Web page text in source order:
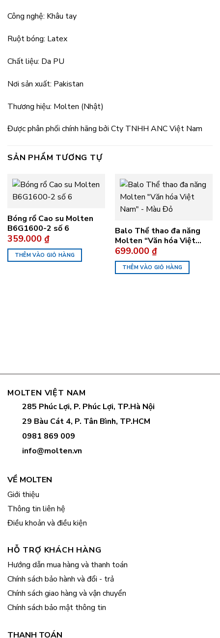
Công nghệ: Khâu tay
Ruột bóng: Latex
Chất liệu: Da PU
Nơi sản xuất: Pakistan
Thương hiệu: Molten (Nhật)
Được phân phối chính hãng bởi Cty TNHH ANC Việt Nam
SẢN PHẨM TƯƠNG TỰ
Bóng rổ Cao su Molten
B6G1600-2 số 6
359.000 ₫
THÊM VÀO GIỎ HÀNG
Balo Thể thao đa năng
Molten “Văn hóa Việt
Nam” – Màu Đỏ
699.000 ₫
THÊM VÀO GIỎ HÀNG
MOLTEN VIỆT NAM
285 Phúc Lợi, P. Phúc Lợi, TP.Hà Nội
29 Bàu Cát 4, P. Tân Bình, TP.HCM
0981 869 009
info@molten.vn
VỀ MOLTEN
Giới thiệu
Thông tin liên hệ
Điều khoản và điều kiện
HỖ TRỢ KHÁCH HÀNG
Hướng dẫn mua hàng và thanh toán
Chính sách bảo hành và đổi - trả
Chính sách giao hàng và vận chuyển
Chính sách bảo mật thông tin
THANH TOÁN